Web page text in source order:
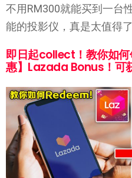
不用RM300就能买到一台
能的投影仪，真是太值得了
即日起collect！教你如
惠】Lazada Bonus！可